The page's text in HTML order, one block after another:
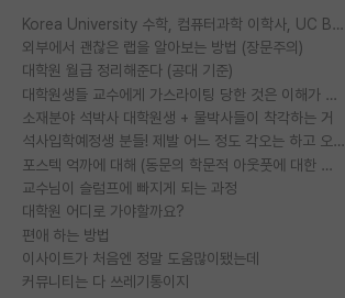
Korea University 수학, 컴퓨터과학 이학사, UC Berkeley 산업공학 대학원 공학박사가 되는 것은 쉽지 않겠죠?
외부에서 괜찮은 랩을 알아보는 방법 (장문주의)
대학원 월급 정리해준다 (공대 기준)
대학원생들 교수에게 가스라이팅 당한 것은 이해가 갑니다. 안타깝네요.
소재분야 석박사 대학원생 + 물박사들이 착각하는 거
석사입학예정생 분들! 제발 어느 정도 각오는 하고 오세요.
포스텍 억까에 대해 (동문의 학문적 아웃풋에 대한 반박)
교수님이 슬럼프에 빠지게 되는 과정
대학원 어디로 가야할까요?
편애 하는 방법
이사이트가 처음엔 정말 도움많이됐는데
커뮤니티는 다 쓰레기통이지